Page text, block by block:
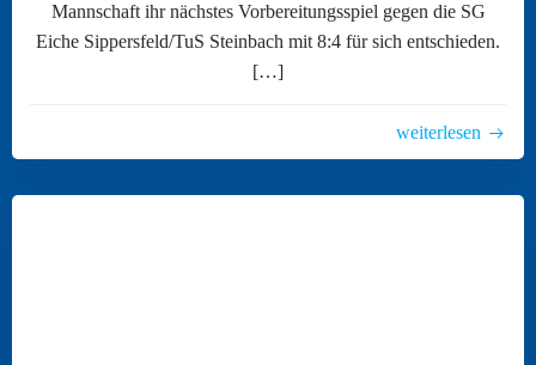
Mannschaft ihr nächstes Vorbereitungsspiel gegen die SG
Eiche Sippersfeld/TuS Steinbach mit 8:4 für sich entschieden.
[…]
weiterlesen